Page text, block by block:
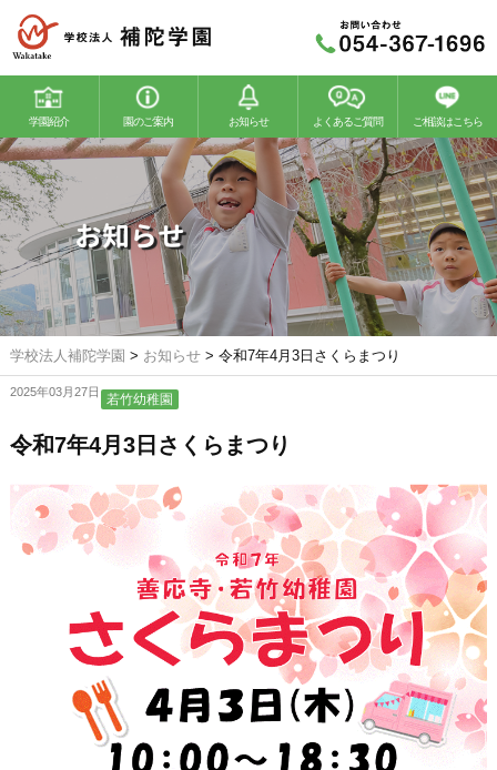
学園紹介 園のご案内
若竹幼稚園 若竹こどもの森
お知らせ よくあるご質問 ご相談はこちら
お知らせ
学校法人補陀学園 > お知らせ> 令和7年4月3日さくらまつり
2025年03月27日 若竹幼稚園
令和7年4月3日さくらまつり